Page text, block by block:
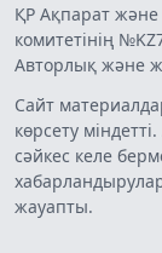
ҚР Ақпарат және
комитетінің
Авторлық және
Сайт
көрсету
сәйкес келе
жауапты.